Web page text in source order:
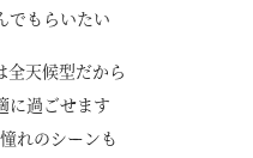
でもらいたい
全天候型だから
に過ごせます
れのシーンも